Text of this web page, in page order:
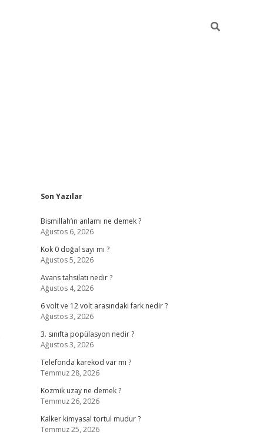
Sidebar
Son Yazılar
Bismillah’ın anlamı ne demek ?
Ağustos 6, 2026
Kok 0 doğal sayı mı ?
Ağustos 5, 2026
Avans tahsilatı nedir ?
Ağustos 4, 2026
6 volt ve 12 volt arasındaki fark nedir ?
Ağustos 3, 2026
3. sınıfta popülasyon nedir ?
Ağustos 3, 2026
Telefonda karekod var mı ?
Temmuz 28, 2026
Kozmik uzay ne demek ?
Temmuz 26, 2026
Kalker kimyasal tortul mudur ?
Temmuz 25, 2026